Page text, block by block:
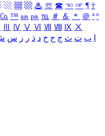
▧ ▦ ▩ ♨ ☏ ☎ ☜ ☞ ¶ †
㏇ ™ ㏂ ㏘ ℡ ＃ ＆ ＊ ＠ ª º
Ⅳ Ⅴ Ⅵ Ⅶ Ⅷ Ⅸ Ⅹ
ب ت ث ج ح خ د ذ ر ز س